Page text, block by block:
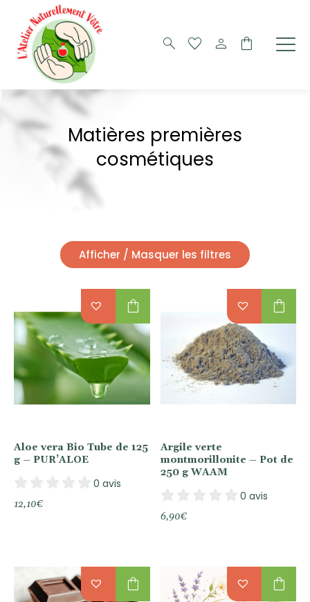
search favorite person shopping_bag
Matières premières
cosmétiques
Afficher / Masquer les filtres
Aloe vera Bio Tube de 125
g – PUR’ALOE
0 avis
12,10€
shopping_bag
Argile verte
montmorillonite – Pot de
250 g WAAM
0 avis
6,90€
shopping_bag
shopping_bag shopping_bag